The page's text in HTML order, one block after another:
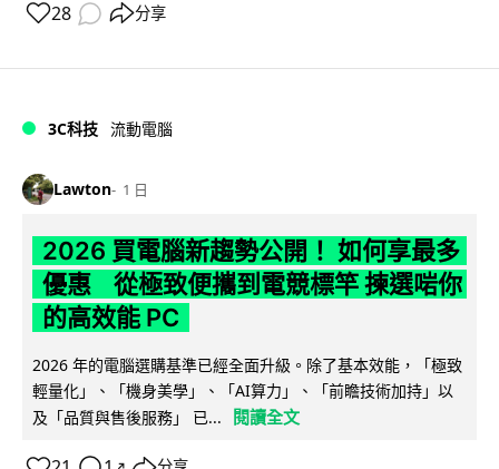
28 分享
3C科技 流動電腦
Lawton 1 日
2026 買電腦新趨勢公開！ 如何享最多
優惠 從極致便攜到電競標竿 揀選啱你
的高效能 PC
2026 年的電腦選購基準已經全面升級。除了基本效能，「極致
輕量化」、「機身美學」、「AI算力」、「前瞻技術加持」以
及「品質與售後服務」 已...
閱讀全文